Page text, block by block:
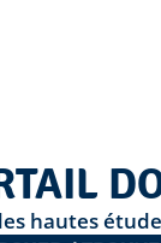
hautes